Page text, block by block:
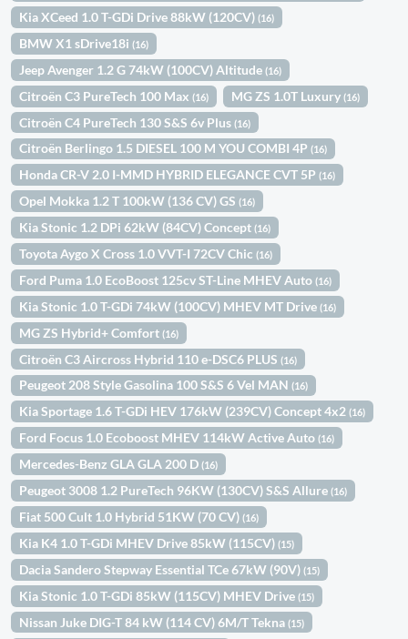
Kia XCeed 1.0 T-GDi Drive 88kW (120CV)(16)
BMW X1 sDrive18i(16)
Jeep Avenger 1.2 G 74kW (100CV) Altitude(16)
Citroën C3 PureTech 100 Max(16) MG ZS 1.0T Luxury(16)
Citroën C4 PureTech 130 S&S 6v Plus(16)
Citroën Berlingo 1.5 DIESEL 100 M YOU COMBI 4P(16)
Honda CR-V 2.0 I-MMD HYBRID ELEGANCE CVT 5P(16)
Opel Mokka 1.2 T 100kW (136 CV) GS(16)
Kia Stonic 1.2 DPi 62kW (84CV) Concept(16)
Toyota Aygo X Cross 1.0 VVT-I 72CV Chic(16)
Ford Puma 1.0 EcoBoost 125cv ST-Line MHEV Auto(16)
Kia Stonic 1.0 T-GDi 74kW (100CV) MHEV MT Drive(16)
MG ZS Hybrid+ Comfort(16)
Citroën C3 Aircross Hybrid 110 e-DSC6 PLUS(16)
Peugeot 208 Style Gasolina 100 S&S 6 Vel MAN(16)
Kia Sportage 1.6 T-GDi HEV 176kW (239CV) Concept 4x2(16)
Ford Focus 1.0 Ecoboost MHEV 114kW Active Auto(16)
Mercedes-Benz GLA GLA 200 D(16)
Peugeot 3008 1.2 PureTech 96KW (130CV) S&S Allure(16)
Fiat 500 Cult 1.0 Hybrid 51KW (70 CV)(16)
Kia K4 1.0 T-GDi MHEV Drive 85kW (115CV)(15)
Dacia Sandero Stepway Essential TCe 67kW (90V)(15)
Kia Stonic 1.0 T-GDi 85kW (115CV) MHEV Drive(15)
Nissan Juke DIG-T 84 kW (114 CV) 6M/T Tekna(15)